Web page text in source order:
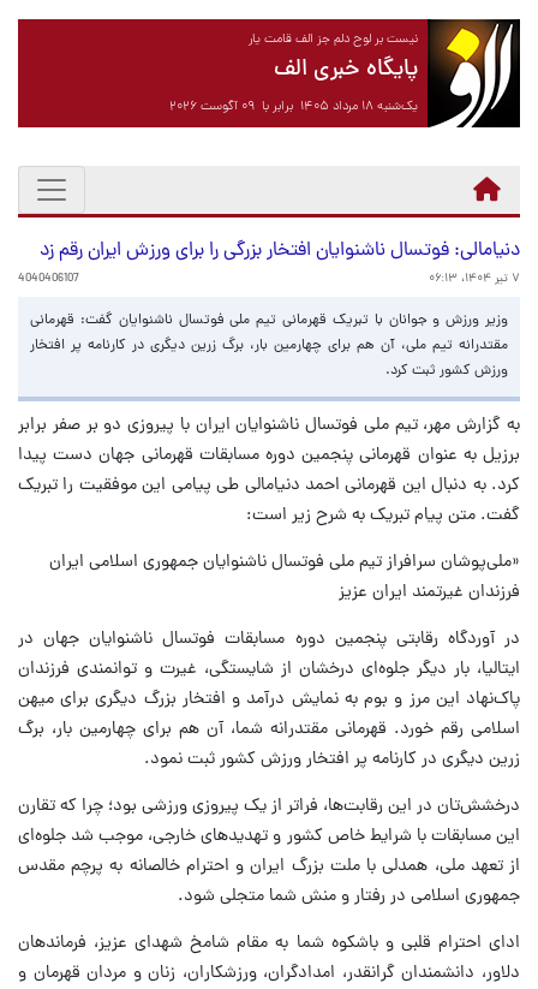
نیست بر لوح دلم جز الف قامت یار
پایگاه خبری الف
یک‌شنبه ۱۸ مرداد ۱۴۰۵ برابر با ۰۹ آگوست ۲۰۲۶
دنیامالی: فوتسال ناشنوایان افتخار بزرگی را برای ورزش ایران رقم زد
۷ تیر ۱۴۰۴، ۰۶:۱۳ 4040406107
وزیر ورزش و جوانان با تبریک قهرمانی تیم ملی فوتسال ناشنوایان گفت: قهرمانی
مقتدرانه تیم ملی، آن هم برای چهارمین بار، برگ زرین دیگری در کارنامه پر افتخار
ورزش کشور ثبت کرد.
به گزارش مهر، تیم ملی فوتسال ناشنوایان ایران با پیروزی دو بر صفر برابر
برزیل به عنوان قهرمانی پنجمین دوره مسابقات قهرمانی جهان دست پیدا
کرد. به دنبال این قهرمانی احمد دنیامالی طی پیامی این موفقیت را تبریک
گفت. متن پیام تبریک به شرح زیر است:
«ملی‌پوشان سرافراز تیم ملی فوتسال ناشنوایان جمهوری اسلامی ایران
فرزندان غیرتمند ایران عزیز
در آوردگاه رقابتی پنجمین دوره مسابقات فوتسال ناشنوایان جهان در
ایتالیا، بار دیگر جلوه‌ای درخشان از شایستگی، غیرت و توانمندی فرزندان
پاک‌نهاد این مرز و بوم به نمایش درآمد و افتخار بزرگ دیگری برای میهن
اسلامی رقم خورد. قهرمانی مقتدرانه شما، آن هم برای چهارمین بار، برگ
زرین دیگری در کارنامه پر افتخار ورزش کشور ثبت نمود.
درخشش‌تان در این رقابت‌ها، فراتر از یک پیروزی ورزشی بود؛ چرا که تقارن
این مسابقات با شرایط خاص کشور و تهدیدهای خارجی، موجب شد جلوه‌ای
از تعهد ملی، همدلی با ملت بزرگ ایران و احترام خالصانه به پرچم مقدس
جمهوری اسلامی در رفتار و منش شما متجلی شود.
ادای احترام قلبی و باشکوه شما به مقام شامخ شهدای عزیز، فرماندهان
دلاور، دانشمندان گرانقدر، امدادگران، ورزشکاران، زنان و مردان قهرمان و